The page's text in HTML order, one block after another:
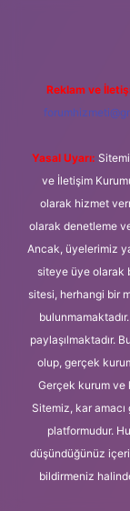
Reklam ve
Yasal Uyarı:
ve İletişim
olarak hizmet
olarak denetleme
Ancak, üyelerimiz
siteye üye olarak
sitesi, herhangi bir
paylaşılmaktadır.
olup, gerçek
Gerçek kurum ve
Sitemiz, kar
platformudur.
düşündüğünüz
bildirmeniz